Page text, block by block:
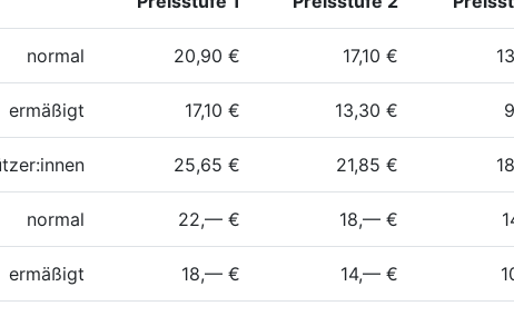
normal 20,90 € 17,10 €
ermäßigt 17,10 € 13,30 €
25,65 € 21,85 €
normal 22,— € 18,— €
ermäßigt 18,— € 14,— €